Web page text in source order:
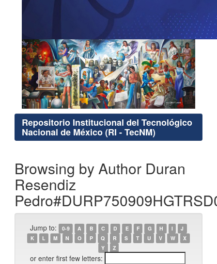
Repositorio Institucional del Tecnológico
Nacional de México (RI - TecNM)
Browsing by Author Duran
Resendiz
Jump to: 0-9 A B C D E F G H I
J
K
L M N O P Q R S T U V W
X
Y
Z
or enter first few letters: